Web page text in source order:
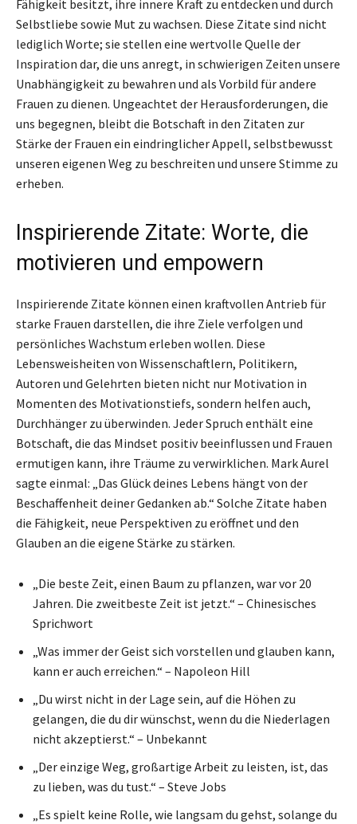
Fähigkeit besitzt, ihre innere Kraft zu entdecken und durch
Selbstliebe sowie Mut zu wachsen. Diese Zitate sind nicht
lediglich Worte; sie stellen eine wertvolle Quelle der
Inspiration dar, die uns anregt, in schwierigen Zeiten unsere
Unabhängigkeit zu bewahren und als Vorbild für andere
Frauen zu dienen. Ungeachtet der Herausforderungen, die
uns begegnen, bleibt die Botschaft in den Zitaten zur
Stärke der Frauen ein eindringlicher Appell, selbstbewusst
unseren eigenen Weg zu beschreiten und unsere Stimme zu
erheben.
Inspirierende Zitate: Worte, die
motivieren und empowern
Inspirierende Zitate können einen kraftvollen Antrieb für
starke Frauen darstellen, die ihre Ziele verfolgen und
persönliches Wachstum erleben wollen. Diese
Lebensweisheiten von Wissenschaftlern, Politikern,
Autoren und Gelehrten bieten nicht nur Motivation in
Momenten des Motivationstiefs, sondern helfen auch,
Durchhänger zu überwinden. Jeder Spruch enthält eine
Botschaft, die das Mindset positiv beeinflussen und Frauen
ermutigen kann, ihre Träume zu verwirklichen. Mark Aurel
sagte einmal: „Das Glück deines Lebens hängt von der
Beschaffenheit deiner Gedanken ab.“ Solche Zitate haben
die Fähigkeit, neue Perspektiven zu eröffnet und den
Glauben an die eigene Stärke zu stärken.
„Die beste Zeit, einen Baum zu pflanzen, war vor 20
Jahren. Die zweitbeste Zeit ist jetzt.“ – Chinesisches
Sprichwort
„Was immer der Geist sich vorstellen und glauben kann,
kann er auch erreichen.“ – Napoleon Hill
„Du wirst nicht in der Lage sein, auf die Höhen zu
gelangen, die du dir wünschst, wenn du die Niederlagen
nicht akzeptierst.“ – Unbekannt
„Der einzige Weg, großartige Arbeit zu leisten, ist, das
zu lieben, was du tust.“ – Steve Jobs
„Es spielt keine Rolle, wie langsam du gehst, solange du